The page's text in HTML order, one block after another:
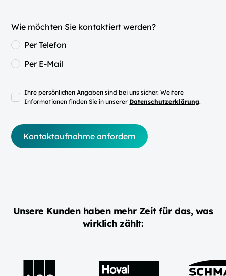
Wie möchten Sie kontaktiert werden?
Per Telefon
Per E-Mail
Ihre persönlichen Angaben sind bei uns sicher. Weitere
Informationen finden Sie in unserer Datenschutzerklärung.
Unsere Kunden haben mehr Zeit für das, was
wirklich zählt: